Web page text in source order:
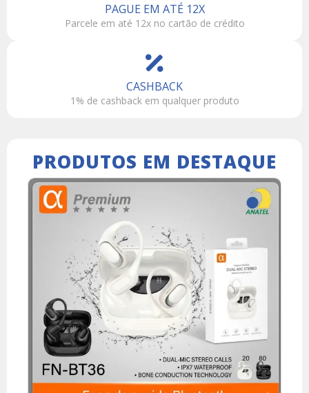
PAGUE EM ATÉ 12X
Parcele em até 12x no cartão de crédito
CASHBACK
1% de cashback em qualquer produto
PRODUTOS EM DESTAQUE